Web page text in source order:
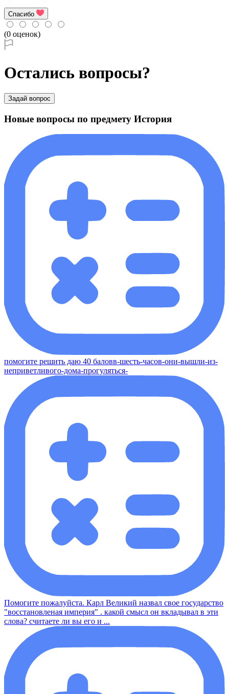
Спасибо
(0 оценок)
Остались вопросы?
Задай вопрос
Новые вопросы по предмету История
помогите решить даю 40 баловв-шесть-часов-они-вышли-из-
неприветливого-дома-прогуляться-
Помогите пожалуйста. Карл Великий назвал свое государство
"восстановленая империя" . какой смысл он вкладывал в эти
слова? считаете ли вы его и ...